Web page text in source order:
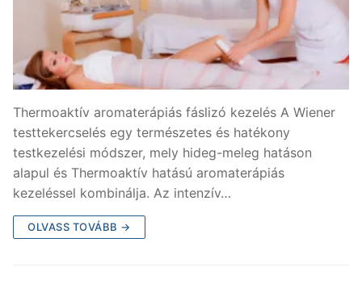
Thermoaktív aromaterápiás fáslizó kezelés A Wiener
testtekercselés egy természetes és hatékony
testkezelési módszer, mely hideg-meleg hatáson
alapul és Thermoaktív hatású aromaterápiás
kezeléssel kombinálja. Az intenzív…
OLVASS TOVÁBB →